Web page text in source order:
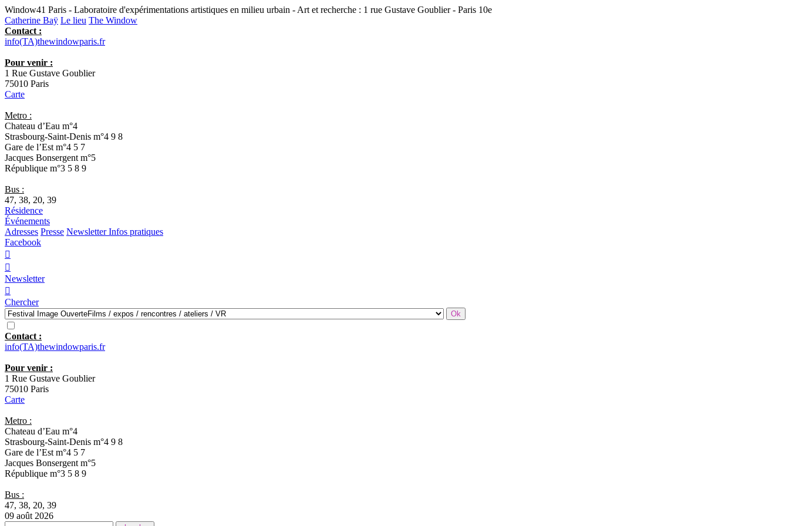
Window41 Paris - Laboratoire d'expérimentations artistiques en milieu urbain - Art et recherche : 1 rue Gustave Goublier - Paris 10e
Catherine Baÿ Le lieu The Window
Contact :
info(TA)thewindowparis.fr
Pour venir :
1 Rue Gustave Goublier
75010 Paris
Carte
Metro :
Chateau d’Eau m°4
Strasbourg-Saint-Denis m°4 9 8
Gare de l’Est m°4 5 7
Jacques Bonsergent m°5
République m°3 5 8 9
Bus :
47, 38, 20, 39
Résidence
Événements
Adresses Presse NewsletterInfos pratiques
Facebook


Newsletter

Chercher
Contact :
info(TA)thewindowparis.fr
Pour venir :
1 Rue Gustave Goublier
75010 Paris
Carte
Metro :
Chateau d’Eau m°4
Strasbourg-Saint-Denis m°4 9 8
Gare de l’Est m°4 5 7
Jacques Bonsergent m°5
République m°3 5 8 9
Bus :
47, 38, 20, 39
09 août 2026